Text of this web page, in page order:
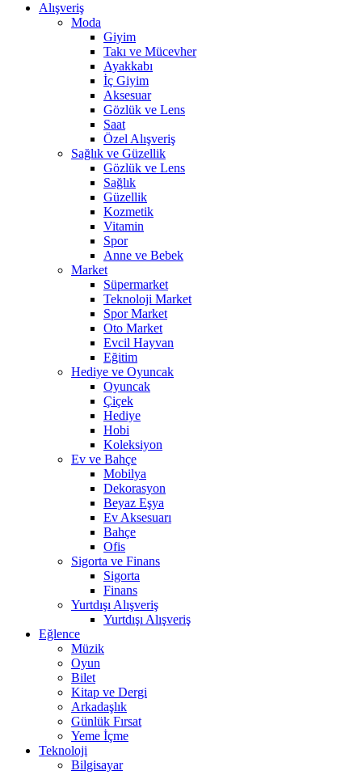
Alışveriş
Moda
Giyim
Takı ve Mücevher
Ayakkabı
İç Giyim
Aksesuar
Gözlük ve Lens
Saat
Özel Alışveriş
Sağlık ve Güzellik
Gözlük ve Lens
Sağlık
Güzellik
Kozmetik
Vitamin
Spor
Anne ve Bebek
Market
Süpermarket
Teknoloji Market
Spor Market
Oto Market
Evcil Hayvan
Eğitim
Hediye ve Oyuncak
Oyuncak
Çiçek
Hediye
Hobi
Koleksiyon
Ev ve Bahçe
Mobilya
Dekorasyon
Beyaz Eşya
Ev Aksesuarı
Bahçe
Ofis
Sigorta ve Finans
Sigorta
Finans
Yurtdışı Alışveriş
Yurtdışı Alışveriş
Eğlence
Müzik
Oyun
Bilet
Kitap ve Dergi
Arkadaşlık
Günlük Fırsat
Yeme İçme
Teknoloji
Bilgisayar